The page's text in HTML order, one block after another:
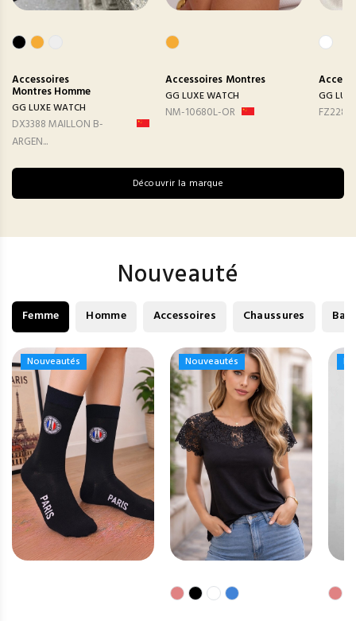
Accessoires
Montres Homme
GG LUXE WATCH
DX3388 MAILLON B-
ARGEN...
Accessoires Montres
GG LUXE WATCH
NM-10680L-OR
GG
FZ2282
Découvrir la marque
Nouveauté
Femme Homme Accessoires Chaussures
Nouveautés
Nouveautés Nouveautés
Nouveautés